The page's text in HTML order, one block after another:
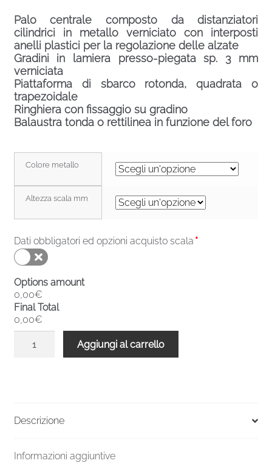
Palo centrale composto da distanziatori
cilindrici in metallo verniciato con interposti
anelli plastici per la regolazione delle alzate
Gradini in lamiera presso-piegata sp. 3 mm
verniciata
Piattaforma di sbarco rotonda, quadrata o
trapezoidale
Ringhiera con fissaggio su gradino
Balaustra tonda o rettilinea in funzione del foro
Colore metallo
Altezza scala mm
Dati obbligatori ed opzioni acquisto scala *
Options amount
0,00€
Final Total
0,00€
F20ZV
3780-
Aggiungi al carrello
Descrizione
Informazioni aggiuntive